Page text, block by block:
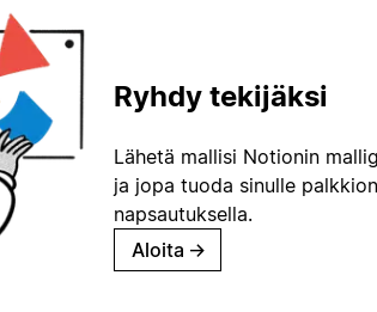
Ryhdy tekijäksi
Lähetä mallisi Notionin
ja jopa tuoda sinulle
napsautuksella.
Aloita →